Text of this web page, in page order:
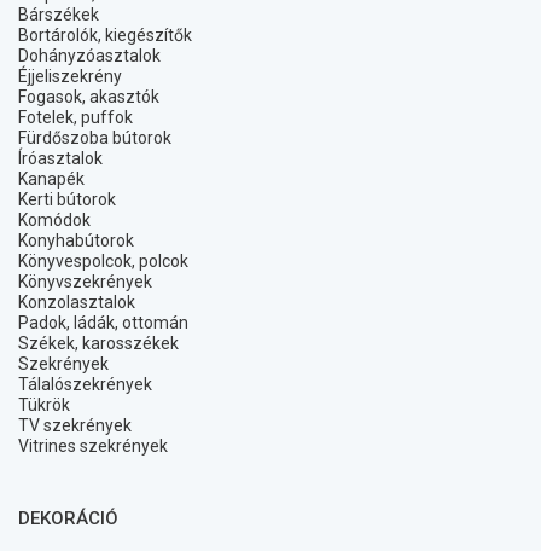
Bárszékek
Bortárolók, kiegészítők
Dohányzóasztalok
Éjjeliszekrény
Fogasok, akasztók
Fotelek, puffok
Fürdőszoba bútorok
Íróasztalok
Kanapék
Kerti bútorok
Komódok
Konyhabútorok
Könyvespolcok, polcok
Könyvszekrények
Konzolasztalok
Padok, ládák, ottomán
Székek, karosszékek
Szekrények
Tálalószekrények
Tükrök
TV szekrények
Vitrines szekrények
DEKORÁCIÓ